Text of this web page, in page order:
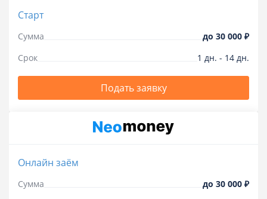
Старт
Сумма до 30 000 ₽
Срок
1 дн. - 14 дн.
Подать заявку
Онлайн заём
Сумма до 30 000 ₽